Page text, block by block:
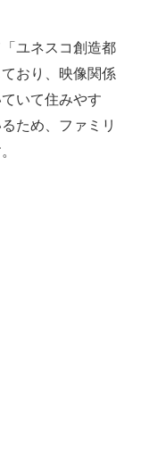
ユネスコ創造都
おり、映像関係
いて住みやす
ため、ファミリ